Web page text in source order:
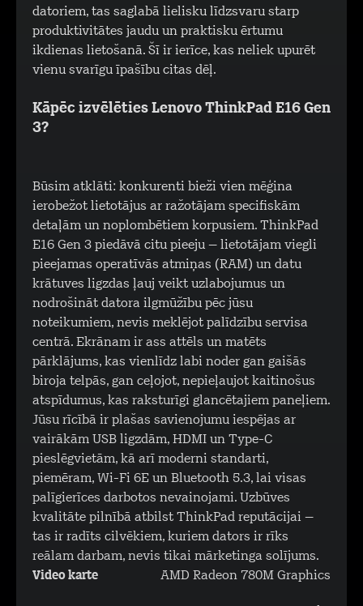
datoriem, tas saglabā lielisku līdzsvaru starp
produktivitātes jaudu un praktisku ērtumu
ikdienas lietošanā. Šī ir ierīce, kas neliek upurēt
vienu svarīgu īpašību citas dēļ.
Kāpēc izvēlēties Lenovo ThinkPad E16 Gen
3?
Būsim atklāti: konkurenti bieži vien mēģina
ierobežot lietotājus ar ražotājam specifiskām
detaļām un noplombētiem korpusiem. ThinkPad
E16 Gen 3 piedāvā citu pieeju – lietotājam viegli
pieejamas operatīvās atmiņas (RAM) un datu
krātuves ligzdas ļauj veikt uzlabojumus un
nodrošināt datora ilgmūžību pēc jūsu
noteikumiem, nevis meklējot palīdzību servisa
centrā. Ekrānam ir ass attēls un matēts
pārklājums, kas vienlīdz labi noder gan gaišās
biroja telpās, gan ceļojot, nepieļaujot kaitinošus
atspīdumus, kas raksturīgi glancētajiem paneļiem.
Jūsu rīcībā ir plašas savienojumu iespējas ar
vairākām USB ligzdām, HDMI un Type-C
pieslēgvietām, kā arī moderni standarti,
piemēram, Wi-Fi 6E un Bluetooth 5.3, lai visas
palīgierīces darbotos nevainojami. Uzbūves
kvalitāte pilnībā atbilst ThinkPad reputācijai –
tas ir radīts cilvēkiem, kuriem dators ir rīks
reālam darbam, nevis tikai mārketinga solījums.
Video karte
AMD Radeon 780M Graphics